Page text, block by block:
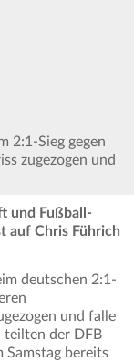
2:1-Sieg gegen
zugezogen und
und Fußball-
auf Chris Führich
deutschen 2:1-
und falle
teilten der DFB
Samstag bereits